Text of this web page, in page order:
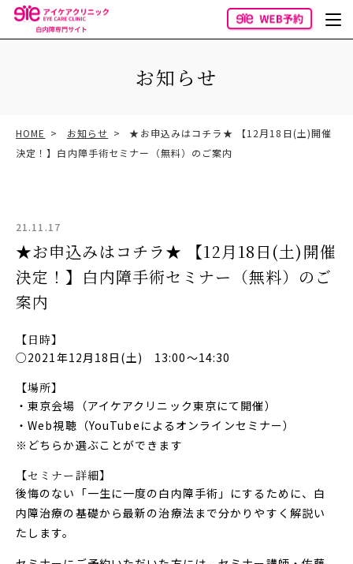
お知らせ
HOME お知らせ
★お申込みはコチラ★ 【12月18日(土)開催
決定！】白内障手術セミナー（無料）のご案内
21.11.17
★お申込みはコチラ★ 【12月18日(土)開催
決定！】白内障手術セミナー（無料）のご
案内
【日時】
○2021年12月18日(土) 13:00～14:30
【場所】
・東京会場（アイケアクリニック東京にて開催）
・Web視聴（YouTubeによるオンラインセミナー）
※どちらか選ぶことができます
【セミナー詳細】
後悔のない「一生に一度の白内障手術」にするために、白
内障治療の基礎から最新の治療法まで分かりやすく解説い
たします。